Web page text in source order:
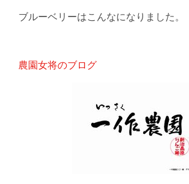
ブルーベリーはこんなになりました。
農園女将のブログ